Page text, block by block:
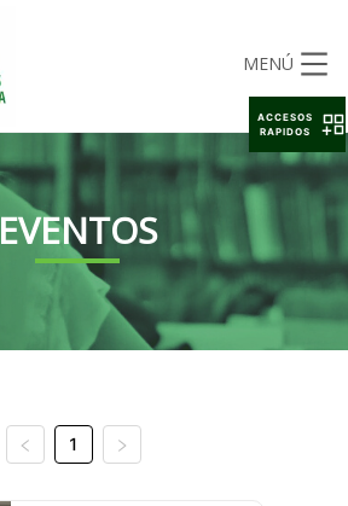
MENÚ
EVENTOS
1
ACCESOS
RAPIDOS